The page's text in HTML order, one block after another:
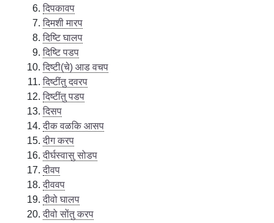
दिपकावप
दिमशी मारप
दिष्टि घालप
दिष्टि पडप
दिष्टी(चे) आड वचप
दिष्टींतु दवरप
दिष्टींतु पडप
दिसप
दीक वळकि आसप
दीग करप
दीर्घस्वासु सोडप
दीवप
दीववप
दीवो घालप
दीवो सोंतु करप